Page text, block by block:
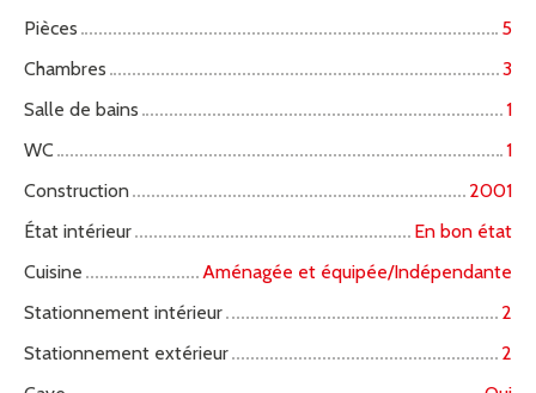
Pièces
5
Chambres
3
Salle de bains
1
WC
1
Construction
2001
État intérieur
En bon état
Cuisine
Aménagée et équipée/Indépendante
Stationnement intérieur
2
Stationnement extérieur
2